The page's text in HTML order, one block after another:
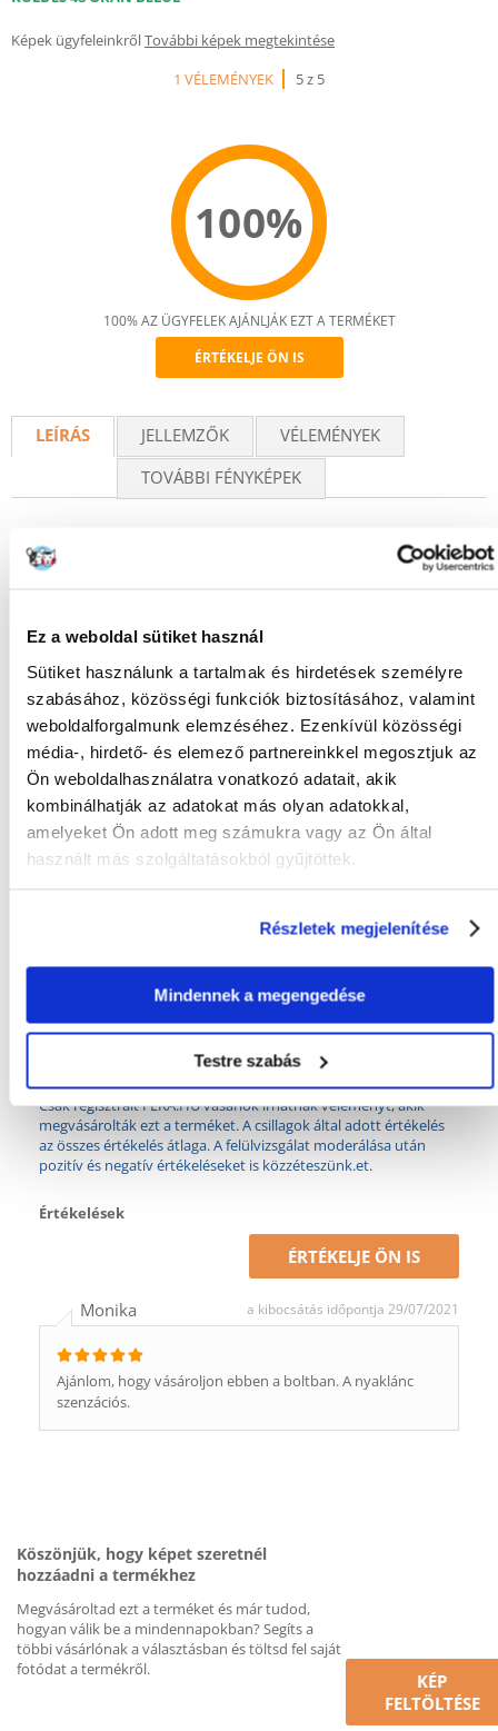
Ez a weboldal sütiket használ
Sütiket használunk a tartalmak és hirdetések személyre
szabásához, közösségi funkciók biztosításához, valamint
weboldalforgalmunk elemzéséhez. Ezenkívül közösségi
média-, hirdető- és elemező partnereinkkel megosztjuk az
Ön weboldalhasználatra vonatkozó adatait, akik
kombinálhatják az adatokat más olyan adatokkal,
amelyeket Ön adott meg számukra vagy az Ön által
használt más szolgáltatásokból gyűjtöttek.
Részletek megjelenítése
Mindennek a megengedése
Testre szabás
Képek ügyfeleinkrőlTovábbi képek megtekintése
1 VÉLEMÉNYEK
5 z 5
100%
Recommend
100% AZ ÜGYFELEK AJÁNLJÁK EZT A TERMÉKET
ÉRTÉKELJE ÖN IS
LEÍRÁS JELLEMZŐK
VÉLEMÉNYEK
TOVÁBBI FÉNYKÉPEK
A FLEXI automata póráz klasszikus modellje. Tökéletesen illeszkedik
bármelyik kézbe, és szilárd fogása lehetővé teszi a kutya jobb
KÉRDEZZ TŐLÜNK!
Gyakori Kérdések (GYIK)
GYÁRTÓ: FLEXI
Mi a termék értékelési szabályzat?
Csak regisztrált FERA.HU vásárlók írhatnak véleményt, akik
megvásárolták ezt a terméket. A csillagok által adott értékelés
az összes értékelés átlaga. A felülvizsgálat moderálása után
pozitív és negatív értékeléseket is közzéteszünk.et.
Értékelések
ÉRTÉKELJE ÖN IS
Monika a kibocsátás időpontja 29/07/2021
Ajánlom, hogy vásároljon ebben a boltban. A nyaklánc
szenzációs.
Köszönjük, hogy képet szeretnél
hozzáadni a termékhez
Megvásároltad ezt a terméket és már tudod,
hogyan válik be a mindennapokban? Segíts a
többi vásárlónak a választásban és töltsd fel saját
fotódat a termékről.
KÉP
FELTÖLTÉSE